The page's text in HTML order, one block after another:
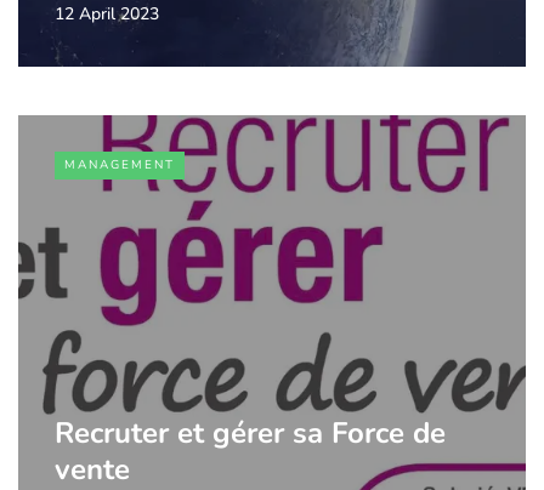
12 April 2023
MANAGEMENT
Recruter et gérer sa Force de
vente